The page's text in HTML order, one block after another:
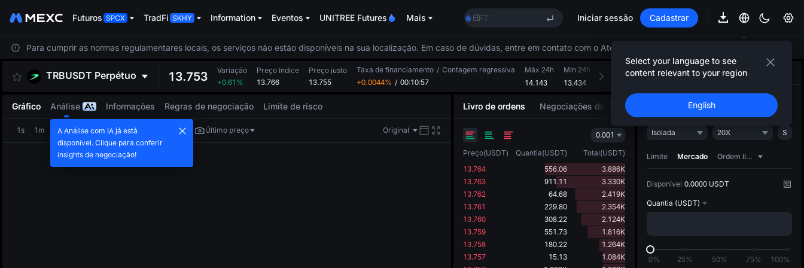
Futuros TradFi Information Eventos UNITREE Futures Mais
HFT
Unitree Future Now Live
SPCX
UNITREE
Iniciar sessão Cadastrar
Select your language to see
content relevant to your region
English
Para cumprir as normas regulamentares locais, os serviços não estão disponíveis na sua localização. Em caso de dúvidas, entre em contato com o Atendimento ao Cliente.
TRBUSDT Perpétuo 13.753
Variação
+0.61%
Preço índice
13.766
Preço justo
13.755
Taxa de financiamento / Contagem regressiva
+0.0044% / 00:10:57
Máx 24h
14.143
Mín 24h
13.434
Volume 24h (TRB)
51.549K
Vol. 24h completo (USDT)
Gráfico Análise Informações Regras de negociação Limite de risco
1s 1m 5m 15m 1h 4h 1d Último preço Original
Livro de ordens Negociações de mercado Motores do mercado
0.001
Preço(USDT) Quantia(USDT) Total(USDT)
13.764
556.06
3.886K
13.763
911.11
3.330K
13.762
64.68
2.419K
13.761
229.80
2.354K
13.760
308.22
2.124K
13.759
551.73
1.816K
13.758
180.22
1.264K
13.757
15.13
1.084K
Negociar Estratégia de IA
Abrir
Isolada 20X S
Limite Mercado Ordem limite dinâmica
Disponível 0.0000 USDT
Quantia (USDT)
0% 25% 50% 75% 100%
A Análise com IA já está
disponível. Clique para conferir
insights de negociação!